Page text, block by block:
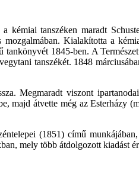
tanszéken maradt
Kialakította a
1845-ben. A
tanszékét. 1848
Megmaradt viszont
majd átvette még az Esterházy
(1851) című
mely több átdolgozott kiadást